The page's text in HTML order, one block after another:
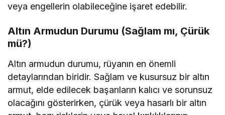
veya engellerin olabileceğine işaret edebilir.
Altın Armudun Durumu (Sağlam mı, Çürük
mü?)
Altın armudun durumu, rüyanın en önemli
detaylarından biridir. Sağlam ve kusursuz bir altın
armut, elde edilecek başarıların kalıcı ve sorunsuz
olacağını gösterirken, çürük veya hasarlı bir altın